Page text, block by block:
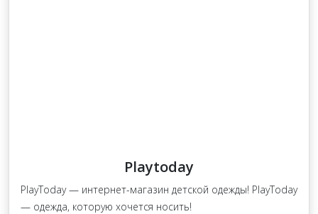
Playtoday
PlayToday — интернет-магазин детской одежды! PlayToday
— одежда, которую хочется носить!